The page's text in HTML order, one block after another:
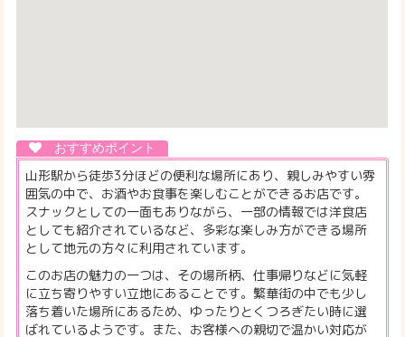
山形駅から徒歩3分ほどの便利な場所にあり、親しみやすい雰
囲気の中で、お酒やお食事を楽しむことができるお店です。
スナックとしての一面もありながら、一部の情報では洋食店
としても紹介されているなど、多彩な楽しみ方ができる場所
として地元の方々に利用されています。
このお店の魅力の一つは、その場所柄、仕事帰りなどに気軽
に立ち寄りやすい立地にあることです。繁華街の中でも少し
落ち着いた場所にあるため、ゆったりとくつろぎたい時に選
ばれているようです。また、お客様への親切で温かい対応が